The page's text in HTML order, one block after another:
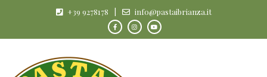
+39 9278178 info@pastaibrianza.it